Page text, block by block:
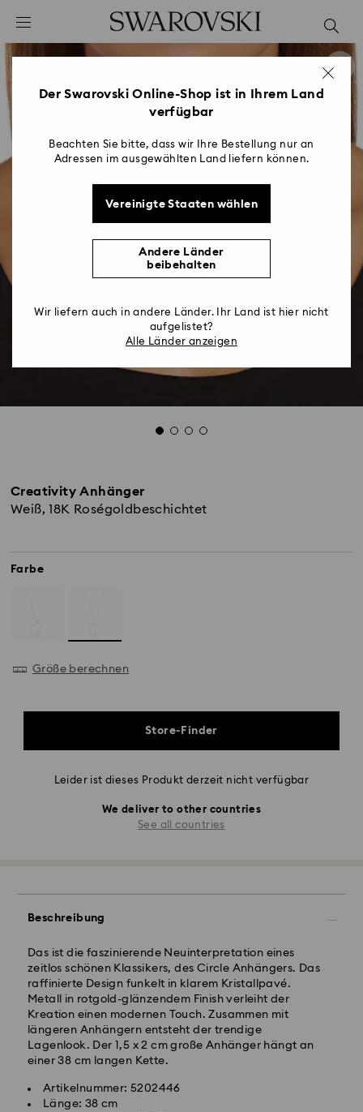
Liste Tastaturkürzel
0 - Header
2 - Footer
Creativity Anhänger
Weiß, 18K Roségoldbeschichtet
Farbe
Größe berechnen
Store-Finder
Leider ist dieses Produkt derzeit nicht verfügbar
We deliver to other countries
See all countries
Beschreibung
Das ist die faszinierende Neuinterpretation eines
zeitlos schönen Klassikers, des Circle Anhängers. Das
raffinierte Design funkelt in klarem Kristallpavé.
Metall in rotgold-glänzendem Finish verleiht der
Kreation einen modernen Touch. Zusammen mit
längeren Anhängern entsteht der trendige
Lagenlook. Der 1,5 x 2 cm große Anhänger hängt an
einer 38 cm langen Kette.
Artikelnummer: 5202446
Länge: 38 cm
Der Swarovski Online-Shop ist in Ihrem Land
verfügbar
Beachten Sie bitte, dass wir Ihre Bestellung nur an
Adressen im ausgewählten Land liefern können.
Vereinigte Staaten wählen
Andere Länder
beibehalten
Wir liefern auch in andere Länder. Ihr Land ist hier nicht
aufgelistet?
Alle Länder anzeigen